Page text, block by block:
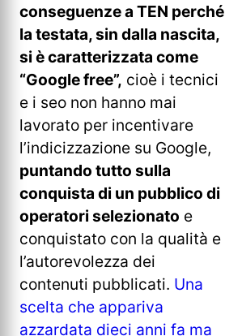
conseguenze a TEN perché
la testata, sin dalla nascita,
si è caratterizzata come
“Google free”, cioè i tecnici
e i seo non hanno mai
lavorato per incentivare
l’indicizzazione su Google,
puntando tutto sulla
conquista di un pubblico di
operatori selezionato e
conquistato con la qualità e
l’autorevolezza dei
contenuti pubblicati. Una
scelta che appariva
azzardata dieci anni fa ma